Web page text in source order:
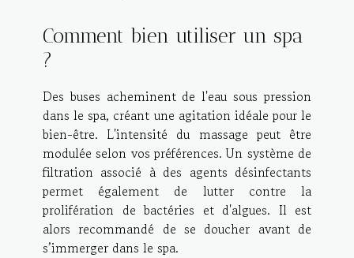
Comment bien utiliser un spa
?
Des buses acheminent de l'eau sous pression
dans le spa, créant une agitation idéale pour le
bien-être. L'intensité du massage peut être
modulée selon vos préférences. Un système de
filtration associé à des agents désinfectants
permet également de lutter contre la
prolifération de bactéries et d'algues. Il est
alors recommandé de se doucher avant de
s’immerger dans le spa.